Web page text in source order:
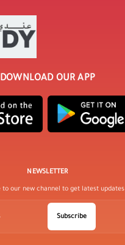
DOWNLOAD OUR APP
NEWSLETTER
to our new channel to get latest updates
Subscribe